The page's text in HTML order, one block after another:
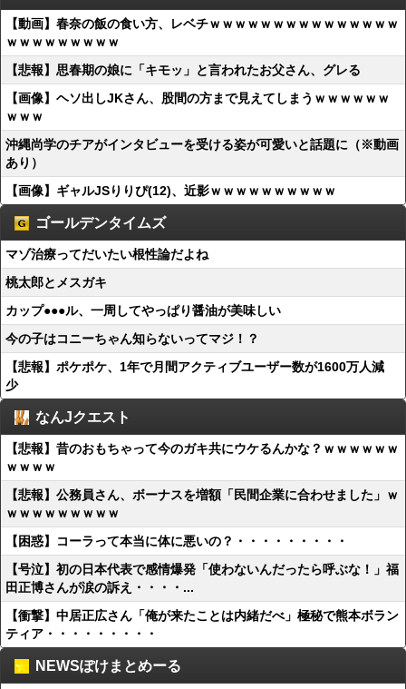
【動画】春奈の飯の食い方、レベチｗｗｗｗｗｗｗｗｗｗｗｗｗｗｗ
ｗｗｗｗｗｗｗｗｗ
【悲報】思春期の娘に「キモッ」と言われたお父さん、グレる
【画像】ヘソ出しJKさん、股間の方まで見えてしまうｗｗｗｗｗｗ
ｗｗｗ
沖縄尚学のチアがインタビューを受ける姿が可愛いと話題に（※動画
あり）
【画像】ギャルJSりりぴ(12)、近影ｗｗｗｗｗｗｗｗｗｗ
ゴールデンタイムズ
マゾ治療ってだいたい根性論だよね
桃太郎とメスガキ
カップ●●●ル、一周してやっぱり醤油が美味しい
今の子はコニーちゃん知らないってマジ！？
【悲報】ポケポケ、1年で月間アクティブユーザー数が1600万人減
少
なんJクエスト
【悲報】昔のおもちゃって今のガキ共にウケるんかな？ｗｗｗｗｗｗ
ｗｗｗｗ
【悲報】公務員さん、ボーナスを増額「民間企業に合わせました」ｗ
ｗｗｗｗｗｗｗｗｗ
【困惑】コーラって本当に体に悪いの？・・・・・・・・・
【号泣】初の日本代表で感情爆発「使わないんだったら呼ぶな！」福
田正博さんが涙の訴え・・・・...
【衝撃】中居正広さん「俺が来たことは内緒だべ」極秘で熊本ボラン
ティア・・・・・・・・・
NEWSぽけまとめーる